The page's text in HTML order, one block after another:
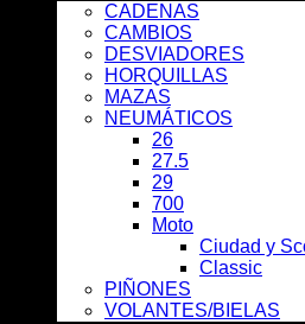
CADENAS
CAMBIOS
DESVIADORES
HORQUILLAS
MAZAS
NEUMÁTICOS
26
27.5
29
700
Moto
Ciudad y
Classic
PIÑONES
VOLANTES/BIELAS